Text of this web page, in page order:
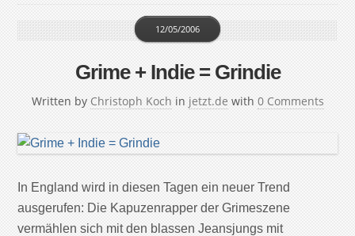
Grime + Indie = Grindie
Written by Christoph Koch
12/05/2006
in jetzt.de with 0 Comments
In England wird in diesen Tagen ein neuer Trend
ausgerufen: Die Kapuzenrapper der Grimeszene
vermählen sich mit den blassen Jeansjungs mit